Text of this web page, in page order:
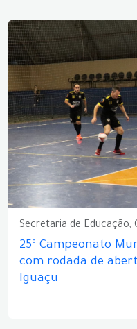
Secretaria de Educação,
25º Campeonato
com rodada de
Iguaçu